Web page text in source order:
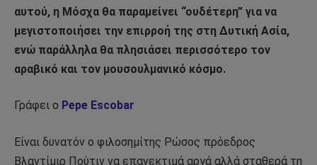
αυτού, η Μόσχα θα παραμείνει “ουδέτερη” για να
μεγιστοποιήσει την επιρροή της στη Δυτική Ασία,
ενώ παράλληλα θα πλησιάσει περισσότερο τον
αραβικό και τον μουσουλμανικό κόσμο.
Γράφει ο Pepe Escobar
Είναι δυνατόν ο φιλοσημίτης Ρώσος πρόεδρος
Βλαντίμιρ Πούτιν να επανεκτιμά αργά αλλά σταθερά τη